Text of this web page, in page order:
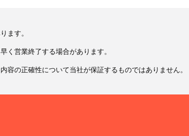
ます。
く営業終了する場合があります。
の正確性について当社が保証するものではありません。